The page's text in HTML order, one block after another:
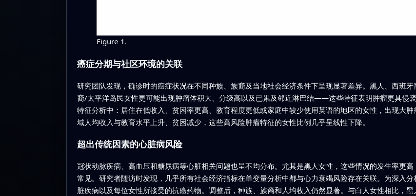
Figure 1.
癌症分期与社区环境的关联
研究团队发现，确诊时的癌症状况在不同种族、族裔及当地社会经济条件下呈现显著差异。黑人、西班
裔/太平洋岛民女性更可能出现肿瘤体积大、分级高以及已累及邻近淋巴结——这些特征表明肿瘤更具侵
特征分析中：居住在低收入、贫困率更高、教育程度更低或家庭中较少使用英语的地区的女性，出现大
域人均收入与教育水平上升、贫困减少，这些高风险肿瘤特征的女性比例几乎呈线性下降。
超出传统因素的心脏病风险
冠状动脉疾病、高血压和糖尿病等心脏相关问题也呈不均分布。尤其是黑人女性，这些情况的发生率更
常见。研究者随访时发现，几乎所有社会经济指标在单变量分析中都与心力衰竭风险存在关联。为深入
脏疾病以及每位女性所接受的抗癌药物。调整后，种族、族裔和人均收入仍然显著。与白人女性相比，